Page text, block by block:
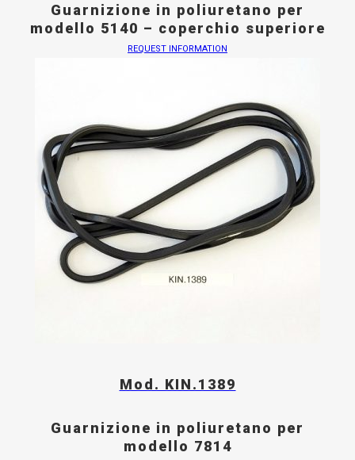
Guarnizione in poliuretano per
modello 5140 – coperchio superiore
REQUEST INFORMATION
Mod. KIN.1389
Guarnizione in poliuretano per
modello 7814